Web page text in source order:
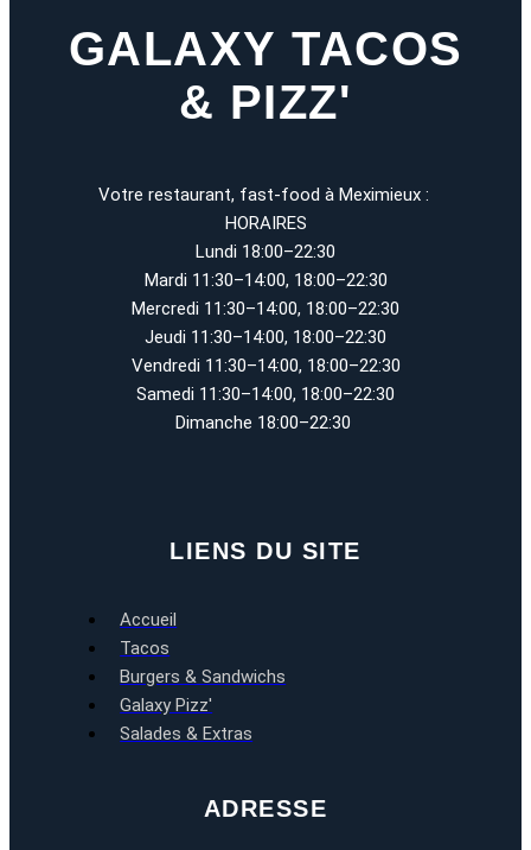
GALAXY TACOS
& PIZZ'
Votre restaurant, fast-food à Meximieux :
HORAIRES
Lundi 18:00–22:30
Mardi 11:30–14:00, 18:00–22:30
Mercredi 11:30–14:00, 18:00–22:30
Jeudi 11:30–14:00, 18:00–22:30
Vendredi 11:30–14:00, 18:00–22:30
Samedi 11:30–14:00, 18:00–22:30
Dimanche 18:00–22:30
LIENS DU SITE
Accueil
Tacos
Burgers & Sandwichs
Galaxy Pizz'
Salades & Extras
ADRESSE